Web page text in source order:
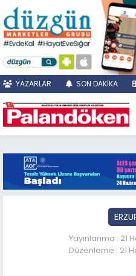
YAZARLAR SON DAKİKA
Yayınlanma : 21
Düzenleme : 21